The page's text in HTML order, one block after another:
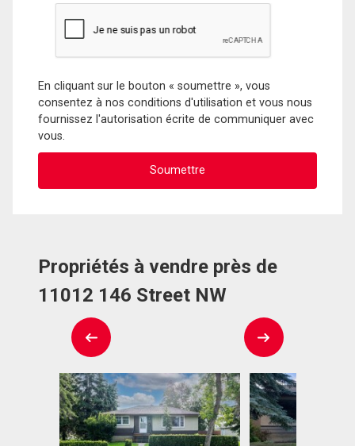
En cliquant sur le bouton « soumettre », vous
consentez à nos conditions d'utilisation et vous nous
fournissez l'autorisation écrite de communiquer avec
vous.
Propriétés à vendre près de
11012 146 Street NW